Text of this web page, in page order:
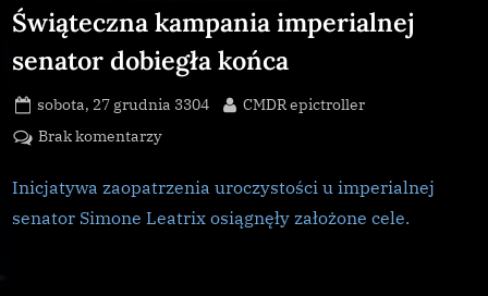
Świąteczna kampania imperialnej
senator dobiegła końca
Posted
on
sobota, 27 grudnia 3304 By
CMDR epictroller
Brak komentarzydo
kampania
imperialnej
Inicjatywa zaopatrzenia uroczystości u imperialnej
senator Simone Leatrix osiągnęły założone cele.